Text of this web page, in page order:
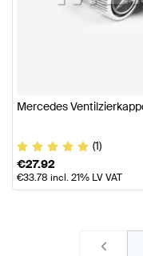
Mercedes
(1)
€27.92
€33.78 incl. 21% LV VAT